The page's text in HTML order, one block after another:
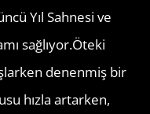
Yıl Sahnesi ve
sağlıyor.Öteki
denenmiş bir
hızla artarken,